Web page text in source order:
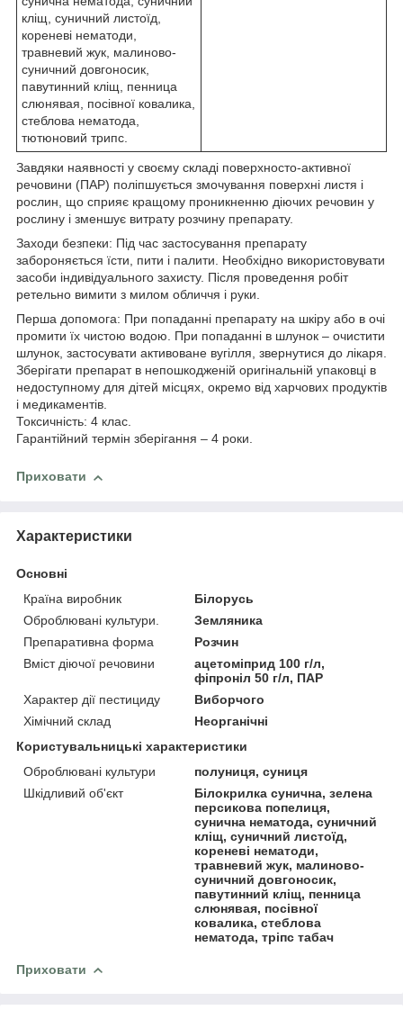
кліщ, суничний листоїд,
кореневі нематоди,
травневий жук, малиново-
суничний довгоносик,
павутинний кліщ, пенница
слюнявая, посівної ковалика,
стеблова нематода,
тютюновий трипс.
Завдяки наявності у своєму складі поверхносто-активної
речовини (ПАР) поліпшується змочування поверхні листя і
рослин, що сприяє кращому проникненню діючих речовин у
рослину і зменшує витрату розчину препарату.
Заходи безпеки: Під час застосування препарату
забороняється їсти, пити і палити. Необхідно використовувати
засоби індивідуального захисту. Після проведення робіт
ретельно вимити з милом обличчя і руки.
Перша допомога: При попаданні препарату на шкіру або в очі
промити їх чистою водою. При попаданні в шлунок – очистити
шлунок, застосувати активоване вугілля, звернутися до лікаря.
Зберігати препарат в непошкодженій оригінальній упаковці в
недоступному для дітей місцях, окремо від харчових продуктів
і медикаментів.
Токсичність: 4 клас.
Гарантійний термін зберігання – 4 роки.
Приховати
Характеристики
Основні
Країна виробник
Білорусь
Оброблювані культури.
Земляника
Препаративна форма
Розчин
Вміст діючої речовини
ацетоміприд 100 г/л,
фіпроніл 50 г/л, ПАР
Характер дії пестициду
Виборчого
Хімічний склад
Неорганічні
Користувальницькі характеристики
Оброблювані культури
полуниця, суниця
Шкідливий об'єкт
Білокрилка сунична, зелена
персикова попелиця,
сунична нематода, суничний
кліщ, суничний листоїд,
кореневі нематоди,
травневий жук, малиново-
суничний довгоносик,
павутинний кліщ, пенница
слюнявая, посівної
ковалика, стеблова
нематода, тріпс табач
Приховати